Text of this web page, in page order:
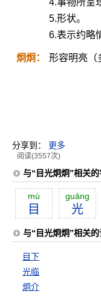
4.事物所呈
5.形状。
6.表示约略
炯炯： 形容明亮（
分享到： 更多
阅读(3557次)
与“目光炯炯”相关
mù
目
guāng
光
与“目光炯炯”相关
目下
光临
炯介